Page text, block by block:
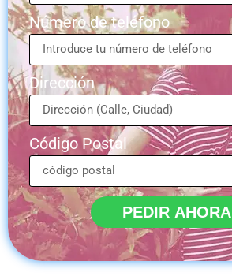
Número de teléfono
Dirección
Código Postal
PEDIR AHORA